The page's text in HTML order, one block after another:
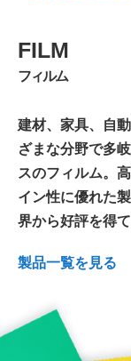
FILM
フィルム
建材、家具、自
ざまな分野で多
スのフィルム。
イン性に優れた
界から好評を得て
製品一覧を見る